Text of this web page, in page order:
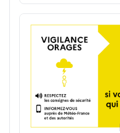
est l'affaire de tous. Des gestes simples, au
quotidien, permettent
consommation sans